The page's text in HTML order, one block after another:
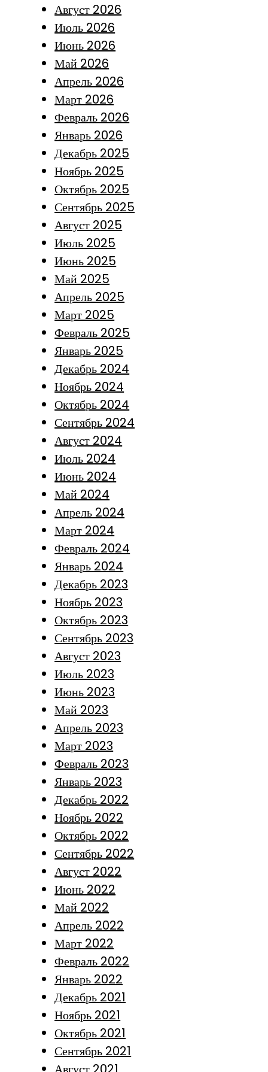
Август 2026
Июль 2026
Июнь 2026
Май 2026
Апрель 2026
Март 2026
Февраль 2026
Январь 2026
Декабрь 2025
Ноябрь 2025
Октябрь 2025
Сентябрь 2025
Август 2025
Июль 2025
Июнь 2025
Май 2025
Апрель 2025
Март 2025
Февраль 2025
Январь 2025
Декабрь 2024
Ноябрь 2024
Октябрь 2024
Сентябрь 2024
Август 2024
Июль 2024
Июнь 2024
Май 2024
Апрель 2024
Март 2024
Февраль 2024
Январь 2024
Декабрь 2023
Ноябрь 2023
Октябрь 2023
Сентябрь 2023
Август 2023
Июль 2023
Июнь 2023
Май 2023
Апрель 2023
Март 2023
Февраль 2023
Январь 2023
Декабрь 2022
Ноябрь 2022
Октябрь 2022
Сентябрь 2022
Август 2022
Июнь 2022
Май 2022
Апрель 2022
Март 2022
Февраль 2022
Январь 2022
Декабрь 2021
Ноябрь 2021
Октябрь 2021
Сентябрь 2021